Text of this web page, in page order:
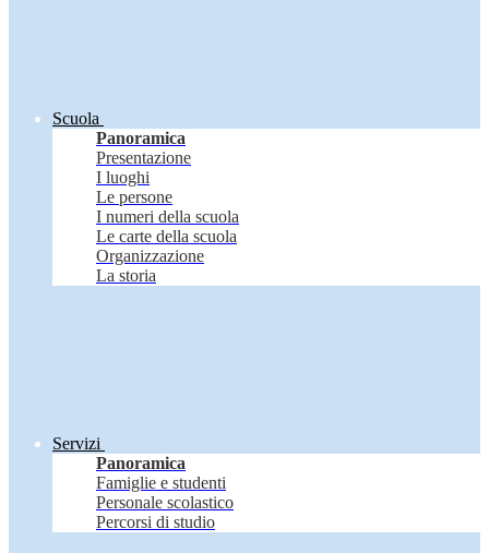
Scuola
Panoramica
Presentazione
I luoghi
Le persone
I numeri della scuola
Le carte della scuola
Organizzazione
La storia
Servizi
Panoramica
Famiglie e studenti
Personale scolastico
Percorsi di studio